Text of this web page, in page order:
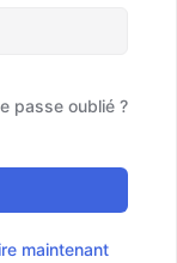
passe oublié ?
maintenant